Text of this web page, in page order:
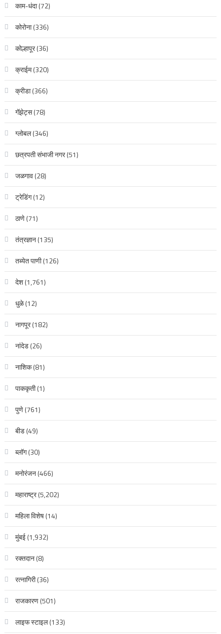
काम-धंदा(72)
कोरोना(336)
कोल्हापूर(36)
क्राईम(320)
क्रीडा(366)
गॅझेट्स(78)
ग्लोबल(346)
छत्रपती संभाजी नगर(51)
जळगाव(28)
ट्रेडिंग(12)
ठाणे(71)
तंत्रज्ञान(135)
तब्येत पाणी(126)
देश(1,761)
धुळे(12)
नागपूर(182)
नांदेड(26)
नाशिक(81)
पाककृती(1)
पुणे(761)
बीड(49)
ब्लॉग(30)
मनोरंजन(466)
महाराष्ट्र(5,202)
महिला विशेष(14)
मुंबई(1,932)
रक्‍तदान(8)
रत्नागिरी(36)
राजकारण(501)
लाइफ स्टाइल(133)